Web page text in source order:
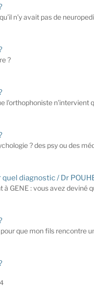
n'y avait pas de
?
l'orthophoniste n'intervient
? des psy ou des
diagnostic / Dr
à GENE : vous avez deviné
que mon fils rencontre